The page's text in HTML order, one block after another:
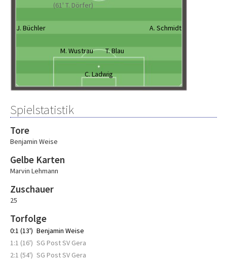
(61' T. Dörfer)
J. Büchler A. Schmidt
M. Wustrau T. Blau
C. Ladwig
Spielstatistik
Tore
Benjamin Weise
Gelbe Karten
Marvin Lehmann
Zuschauer
25
Torfolge
0:1 (13') Benjamin Weise
1:1 (16') SG Post SV Gera
2:1 (54') SG Post SV Gera